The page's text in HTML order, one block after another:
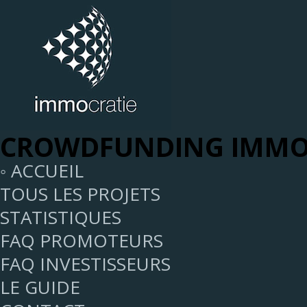
CROWDFUNDING
◦ ACCUEIL
TOUS LES PROJETS
STATISTIQUES
FAQ PROMOTEURS
FAQ INVESTISSEURS
LE GUIDE